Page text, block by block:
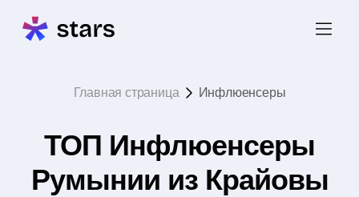
Главная страница Инфлюенсеры
ТОП Инфлюенсеры
Румынии из Крайовы